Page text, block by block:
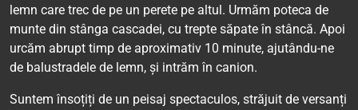
lemn care trec de pe un perete pe altul. Urmăm poteca de
munte din stânga cascadei, cu trepte săpate în stâncă. Apoi
urcăm abrupt timp de aproximativ 10 minute, ajutându-ne
de balustradele de lemn, și intrăm în canion.
Suntem însoțiți de un peisaj spectaculos, străjuit de versanți